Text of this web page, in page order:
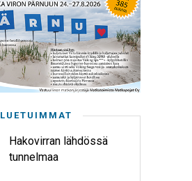
LUETUIMMAT
Hakovirran lähdössä
tunnelmaa